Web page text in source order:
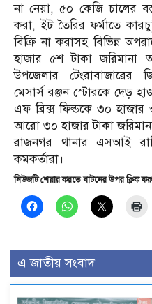
না নেয়া, ৫০ কেজি চালের
করা, ইট তৈরির ফর্মাতে
বিক্রি না করাসহ বিভিন্ন
হাজার ৫শ টাকা
উপজেলার
মেসার্স রঞ্জন স্টোরকে দেড়
এফ ব্রিক্স ফিল্ডকে ৩০
আরো ৩০ হাজার টাকা
রাজনগর থানার এসআই
কমকর্তারা।
নিউজটি শেয়ার করতে বাটনের উপর ক্লিক
এ জাতীয় সংবাদ